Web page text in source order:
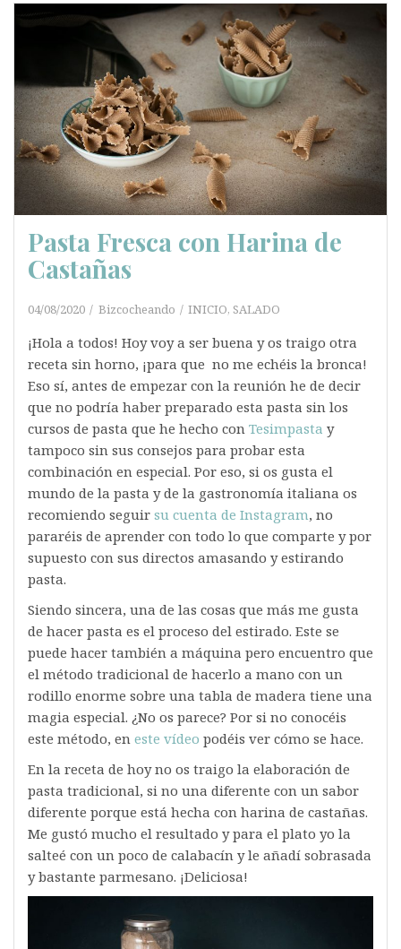
Pasta Fresca con Harina de
Castañas
04/08/2020 Bizcocheando INICIO, SALADO
¡Hola a todos! Hoy voy a ser buena y os traigo otra
receta sin horno, ¡para que no me echéis la bronca!
Eso sí, antes de empezar con la reunión he de decir
que no podría haber preparado esta pasta sin los
cursos de pasta que he hecho con Tesimpasta y
tampoco sin sus consejos para probar esta
combinación en especial. Por eso, si os gusta el
mundo de la pasta y de la gastronomía italiana os
recomiendo seguir su cuenta de Instagram, no
pararéis de aprender con todo lo que comparte y por
supuesto con sus directos amasando y estirando
pasta.
Siendo sincera, una de las cosas que más me gusta
de hacer pasta es el proceso del estirado. Este se
puede hacer también a máquina pero encuentro que
el método tradicional de hacerlo a mano con un
rodillo enorme sobre una tabla de madera tiene una
magia especial. ¿No os parece? Por si no conocéis
este método, en este vídeo podéis ver cómo se hace.
En la receta de hoy no os traigo la elaboración de
pasta tradicional, si no una diferente con un sabor
diferente porque está hecha con harina de castañas.
Me gustó mucho el resultado y para el plato yo la
salteé con un poco de calabacín y le añadí sobrasada
y bastante parmesano. ¡Deliciosa!